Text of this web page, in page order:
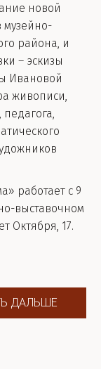
новой
музейно-
района, и
– эскизы
Ивановой
живописи,
работает с 9
выставочном
Октября, 17.
ДАЛЬШЕ